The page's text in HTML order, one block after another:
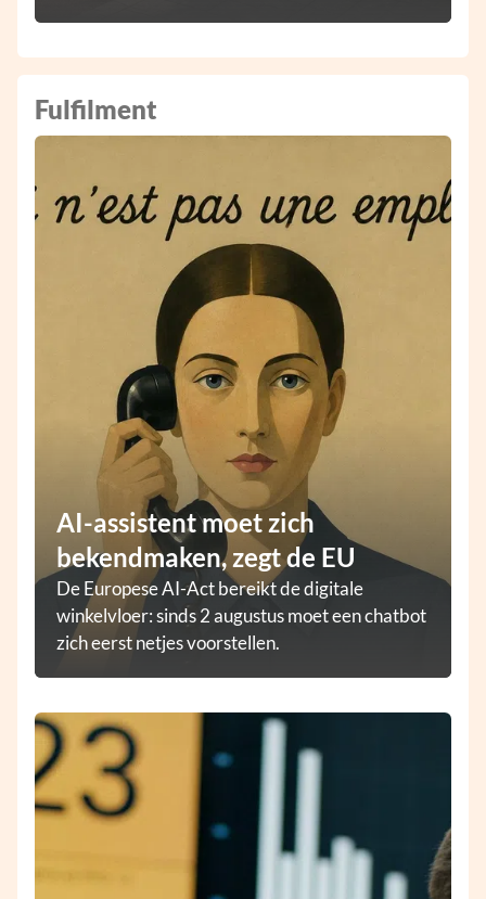
Fulfilment
AI-assistent moet zich
bekendmaken, zegt de EU
De Europese AI-Act bereikt de digitale
winkelvloer: sinds 2 augustus moet een chatbot
zich eerst netjes voorstellen.